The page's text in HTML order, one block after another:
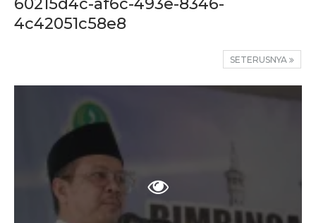
60215d4c-af6c-493e-8346-
4c42051c58e8
SETERUSNYA